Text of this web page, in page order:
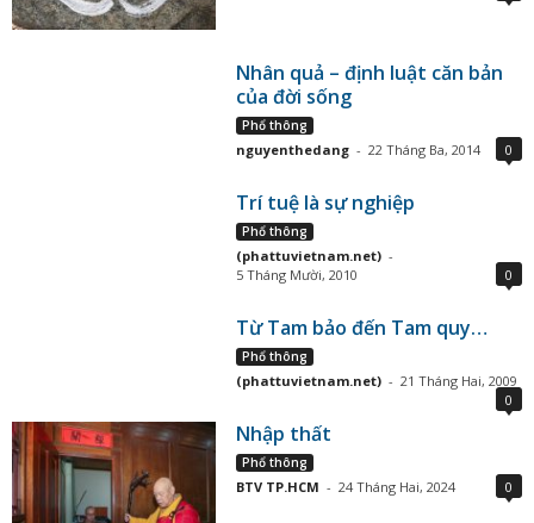
Nhân quả – định luật căn bản
của đời sống
Phổ thông
nguyenthedang - 22 Tháng Ba, 2014 0
Trí tuệ là sự nghiệp
Phổ thông
(phattuvietnam.net) -
5 Tháng Mười, 2010
0
Từ Tam bảo đến Tam quy…
Phổ thông
(phattuvietnam.net) - 21 Tháng Hai, 2009
0
Nhập thất
Phổ thông
BTV TP.HCM - 24 Tháng Hai, 2024 0